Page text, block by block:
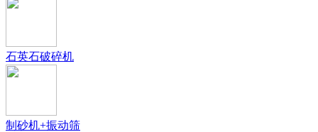
石英石破碎机
制砂机+振动筛